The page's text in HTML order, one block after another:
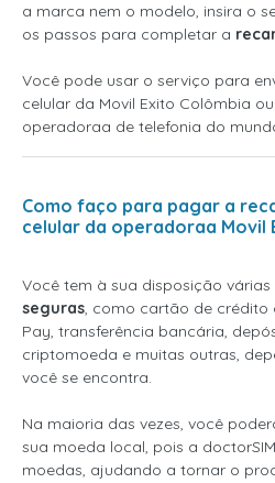
a marca nem o modelo, insira o
os passos para completar a
Você pode usar o serviço para
celular da Movil Exito Colômbia
operadoraa de telefonia do
Como faço para pagar a
celular da operadoraa Movil
Você tem à sua disposição várias
seguras, como cartão de crédito
Pay, transferência bancária,
criptomoeda e muitas outras,
você se encontra.
Na maioria das vezes, você
sua moeda local, pois a
moedas, ajudando a tornar o